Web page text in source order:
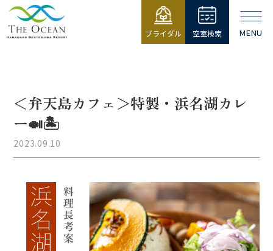
MENU
空室検索
ブライダル
リゾート THE
OCEAN
＜弁天島カフェ＞特製・浜名湖カレ
ー🍛🏝️
2023.09.10